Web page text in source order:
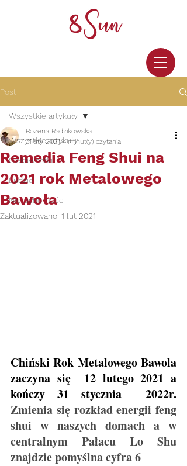
Post
Wszystkie artykuły
Ciekawostki
Ludzie
Nieruchomości
Wszystkie artykuły
Remedia Feng Shui na
2021 rok Metalowego
Bawoła
Bożena Radzikowska
31 sty 20214 minut(y) czytania
Zaktualizowano: 1 lut 2021
Chiński Rok Metalowego Bawola
zaczyna się  12 lutego 2021 a
Zmienia się rozkład energii feng
shui w naszych domach a w
centralnym Pałacu Lo Shu
znajdzie pomyślna cyfra 6